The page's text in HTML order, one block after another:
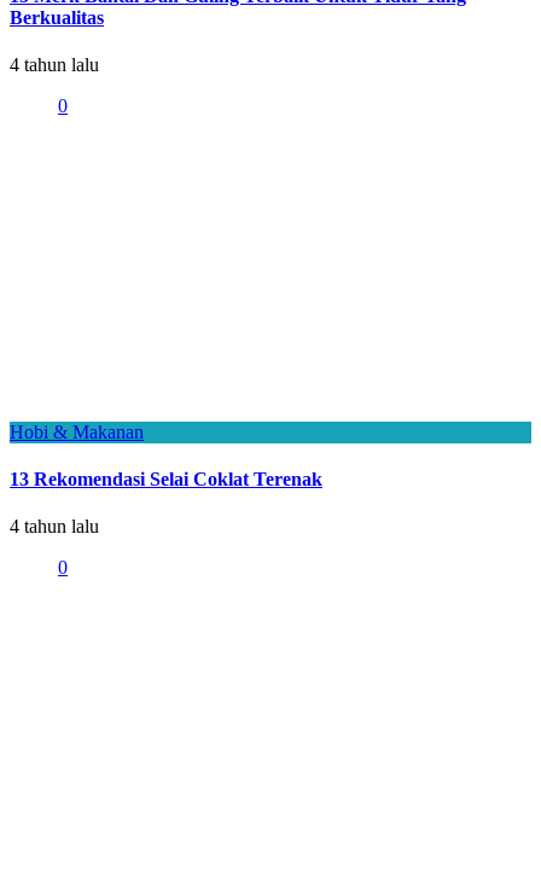
Berkualitas
4 tahun lalu
0
Hobi & Makanan
13 Rekomendasi Selai Coklat Terenak
4 tahun lalu
0